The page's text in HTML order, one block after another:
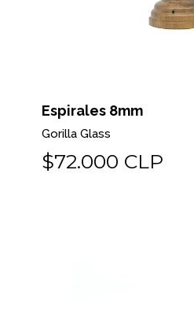
Espirales 8mm
Gorilla Glass
$72.000 CLP